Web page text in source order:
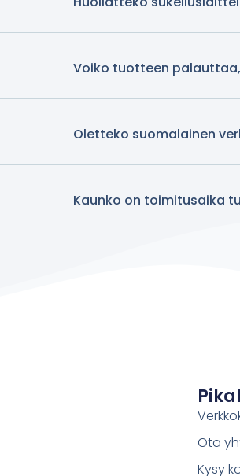
Voiko tuotteen
Oletteko suomalainen
Kaunko on toimitusaika
Ota
Kysy